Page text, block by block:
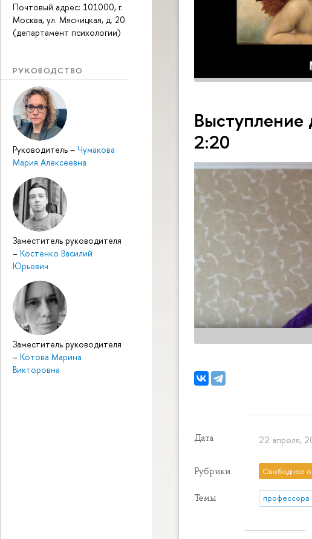
Почтовый адрес: 101000, г.
Москва, ул. Мясницкая, д. 20
(департамент психологии)
РУКОВОДСТВО
Руководитель – Чумакова
Мария Алексеевна
Заместитель руководителя
– Костенко Василий
Юрьевич
Заместитель руководителя
– Котова Марина
Викторовна
Выступление
2:20
Дата 22 апреля,
Рубрики Свободное
Темы профессора